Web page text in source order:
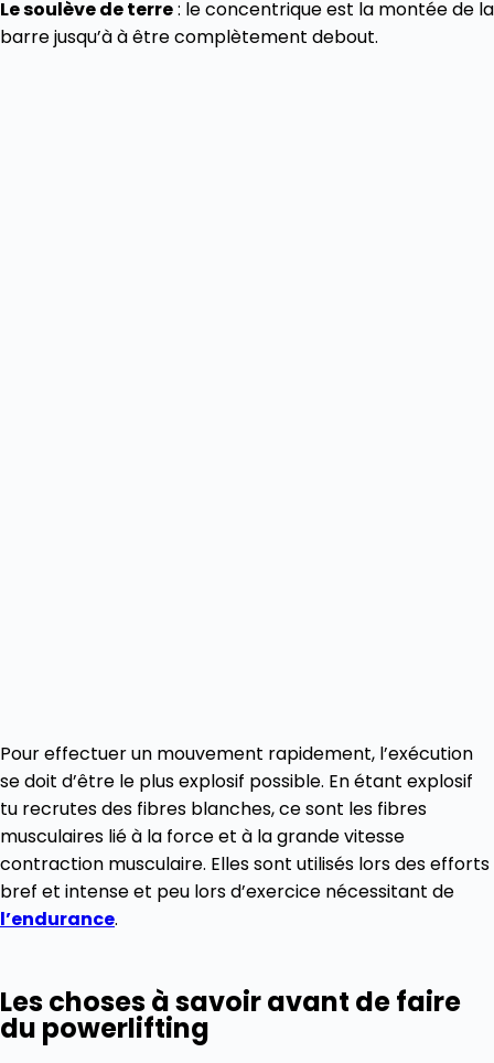
Le soulève de terre: le concentrique est la montée de la
barre jusqu’à à être complètement debout.
Pour effectuer un mouvement rapidement, l’exécution
se doit d’être le plus explosif possible. En étant explosif
tu recrutes des fibres blanches, ce sont les fibres
musculaires lié à la force et à la grande vitesse
contraction musculaire. Elles sont utilisés lors des efforts
bref et intense et peu lors d’exercice nécessitant de
l’endurance.
Les choses à savoir avant de faire
du powerlifting